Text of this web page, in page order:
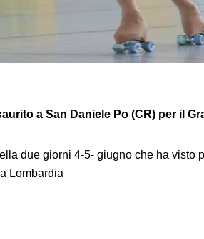
a San Daniele Po (CR) per il
due giorni 4-5- giugno che ha visto
Lombardia